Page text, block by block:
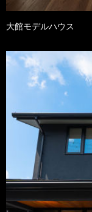
大館モデルハウス